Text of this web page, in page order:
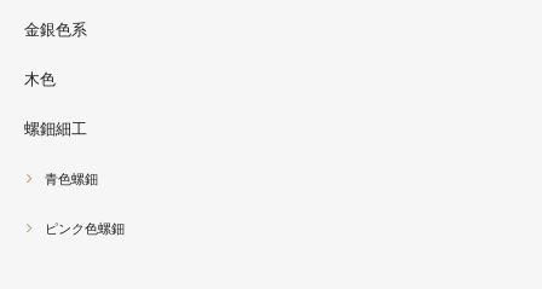
金銀色系
木色
螺鈿細工
青色螺鈿
ピンク色螺鈿